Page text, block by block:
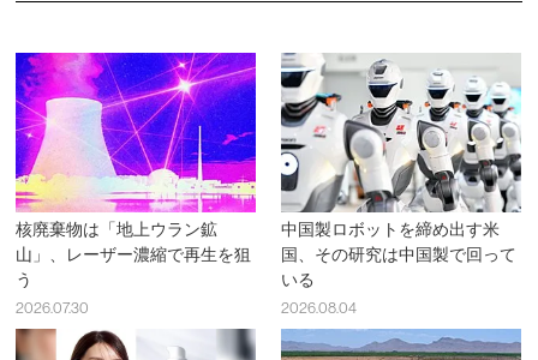
核廃棄物は「地上ウラン鉱
山」、レーザー濃縮で再生を狙
う
2026.07.30
中国製ロボットを締め出す米
国、その研究は中国製で回って
いる
2026.08.04